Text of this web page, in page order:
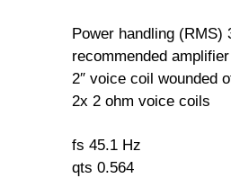
Power handling (RMS)
recommended
2″ voice coil wounded
2x 2 ohm voice coils
fs 45.1 Hz
qts 0.564